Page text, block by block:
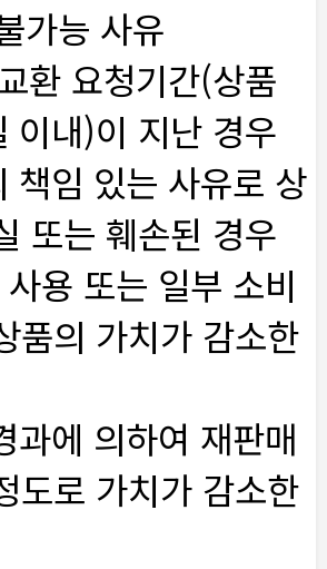
가능 사유
환 요청기간(상품
이내)이 지난 경우
책임 있는 사유로 상
또는 훼손된 경우
용 또는 일부 소비
품의 가치가 감소한
과에 의하여 재판매
도로 가치가 감소한